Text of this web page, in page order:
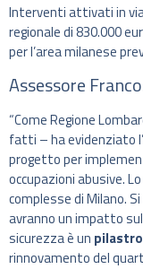
Interventi attivati in
regionale di 830.000
per l’area milanese
Assessore
“Come Regione
fatti – ha evidenziato
progetto per
occupazioni abusive.
complesse di Milano.
avranno un impatto
sicurezza è un pilastro
rinnovamento del